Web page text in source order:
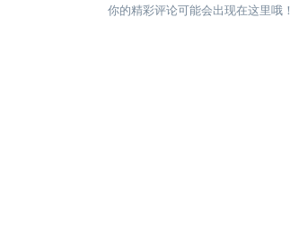
你的精彩评论可能会出现在这里哦！